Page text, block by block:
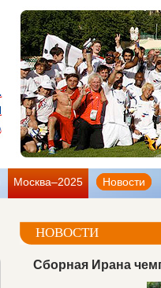
Москва–2025 Новости
НОВОСТИ
Сборная Ирана